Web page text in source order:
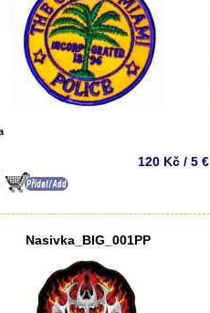
120 Kč / 5 €
Nasivka_BIG_001PP